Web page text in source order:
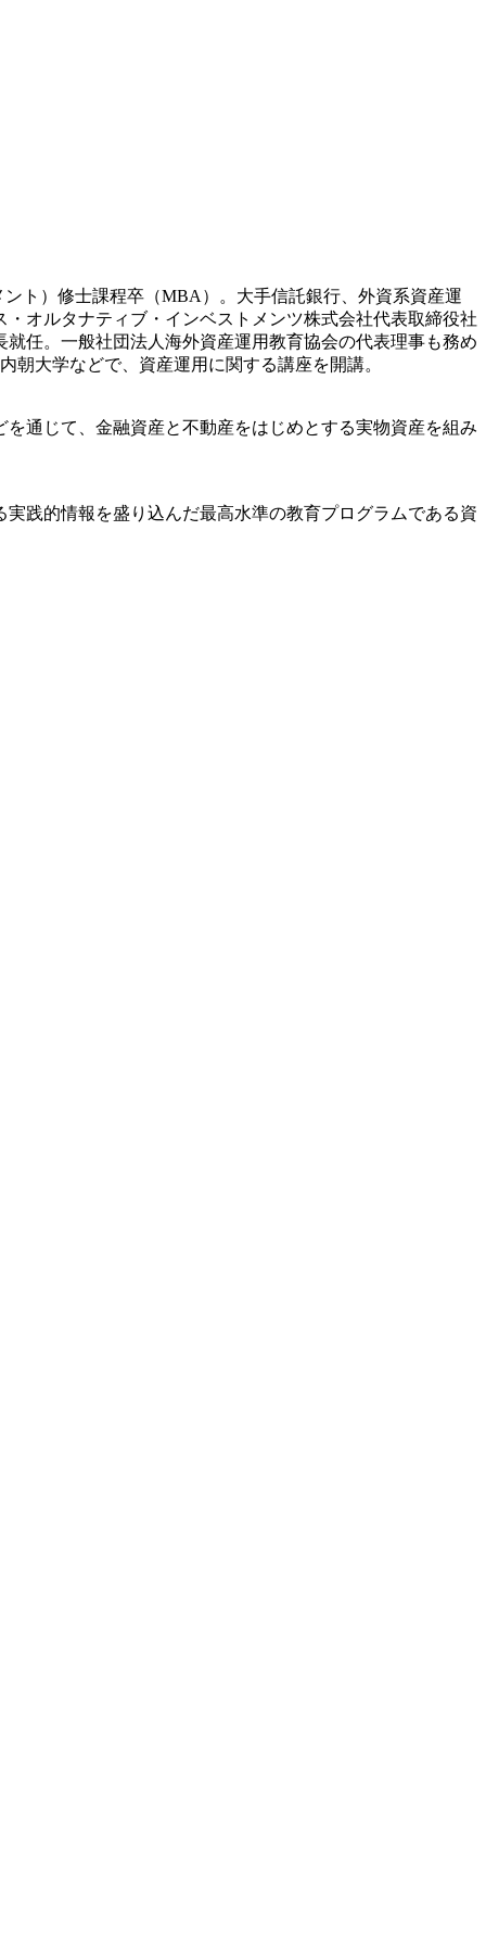
ト）修士課程卒（MBA）。大手信託銀行、外資系資産運
オルタナティブ・インベストメンツ株式会社代表取締役社
任。一般社団法人海外資産運用教育協会の代表理事も務め
朝大学などで、資産運用に関する講座を開講。
通じて、金融資産と不動産をはじめとする実物資産を組み
践的情報を盛り込んだ最高水準の教育プログラムである資